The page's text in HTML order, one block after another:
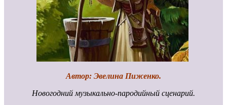
Автор: Эвелина Пиженко.
Новогодний музыкально-пародийный сценарий.